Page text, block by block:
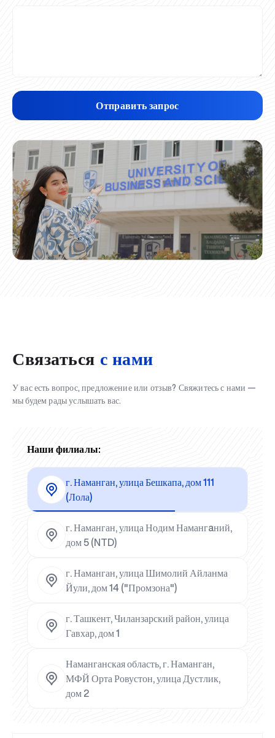
Отправить запрос
Связаться с нами
У вас есть вопрос, предложение или отзыв? Свяжитесь с нами —
мы будем рады услышать вас.
Наши филиалы:
г. Наманган, улица Бешкапа, дом 111
(Лола)
г. Наманган, улица Нодим Намангaний,
дом 5 (NTD)
г. Наманган, улица Шимолий Айланма
Йули, дом 14 ("Промзона")
г. Ташкент, Чиланзарский район, улица
Гавхар, дом 1
Наманганская область, г. Наманган,
МФЙ Орта Ровустон, улица Дустлик,
дом 2